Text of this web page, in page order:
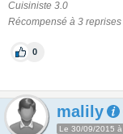
Cuisiniste 3.0
Récompensé à 3
0
malily
Le 30/09/2015 à